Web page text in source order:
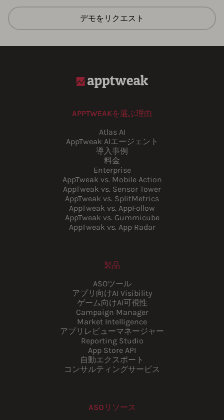
デモをリクエスト
APPTWEAKを選ぶ理由
Atlas AI
AppTweak AIエージェント
導入事例
料金
Enterprise
AppTweak vs. Mobile Action
AppTweak vs. Sensor Tower
AppTweak vs. SplitMetrics
AppTweak vs. AppFollow
AppTweak vs. Gummicube
AppTweak vs. App Radar
製品
ASOツール
アプリ向けAI Visibility
ゲーム向けAI可視性
Campaign Manager
Market Intelligence
アプリレビューマネージャー
Reporting Studio
App Store API
自動エクスポート
コンサルティングサービス
ASOリソース